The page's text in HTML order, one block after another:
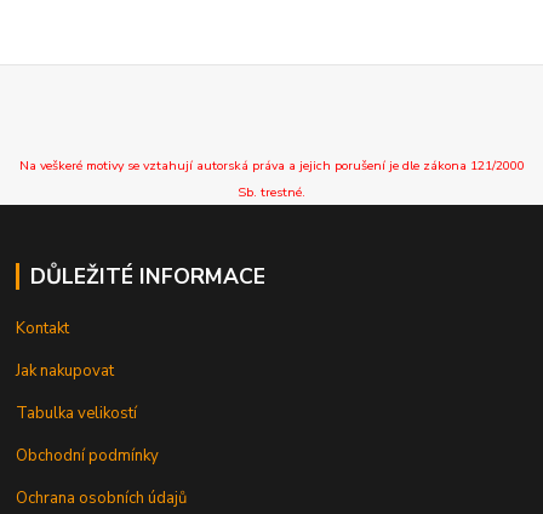
Na veškeré motivy se vztahují autorská práva a jejich porušení je dle zákona 121/2000
Sb. trestné.
DŮLEŽITÉ INFORMACE
Kontakt
Jak nakupovat
Tabulka velikostí
Obchodní podmínky
Ochrana osobních údajů